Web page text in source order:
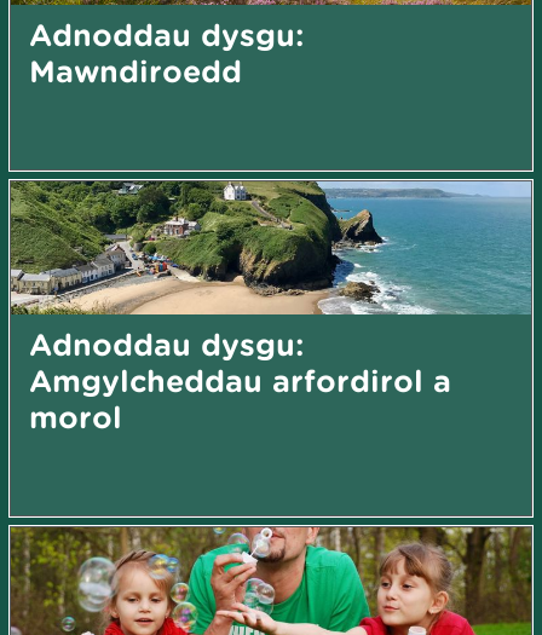
Adnoddau dysgu:
Mawndiroedd
Adnoddau dysgu:
Amgylcheddau arfordirol a
morol